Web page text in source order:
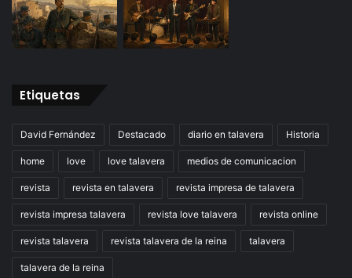
Etiquetas
David Fernández Destacado diario en talavera Historia
home love love talavera medios de comunicacion
revista revista en talavera revista impresa de talavera
revista impresa talavera revista love talavera revista online
revista talavera revista talavera de la reina talavera
talavera de la reina